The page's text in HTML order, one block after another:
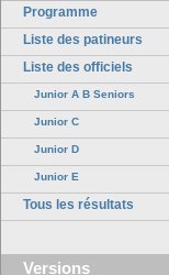
Programme
Liste des patineurs
Liste des officiels
Junior A B Seniors
Junior C
Junior D
Junior E
Tous les résultats
Versions